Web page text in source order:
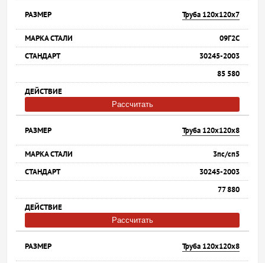
Труба 120х120х7
09Г2С
30245-2003
85 580
Рассчитать
Труба 120х120х8
3пс/сп5
30245-2003
77 880
Рассчитать
Труба 120х120х8